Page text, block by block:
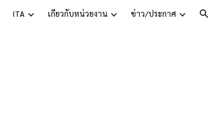
ITA เกี่ยวกับหน่วยงาน ข่าว/ประกาศ